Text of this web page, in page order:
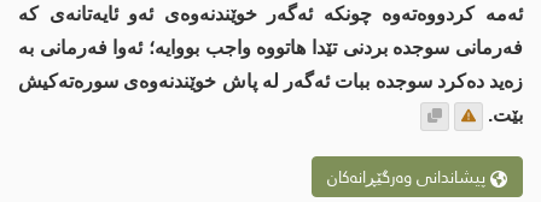
ئەمە کردووەتەوە چونکە ئەگەر خوێندنەوەى ئەو ئایەتانەى کە
فەرمانى سوجدە بردنی تێدا هاتووە واجب بووایە؛ ئەوا فەرمانى بە
زەید دەکرد سوجدە ببات ئەگەر لە پاش خوێندنەوەى سورەتەکیش
بێت.
پیشاندانی وەرگێڕانەکان